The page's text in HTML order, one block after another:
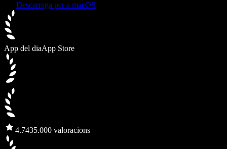
Descarrega per a macOS
App del diaApp Store
4.7435.000 valoracions